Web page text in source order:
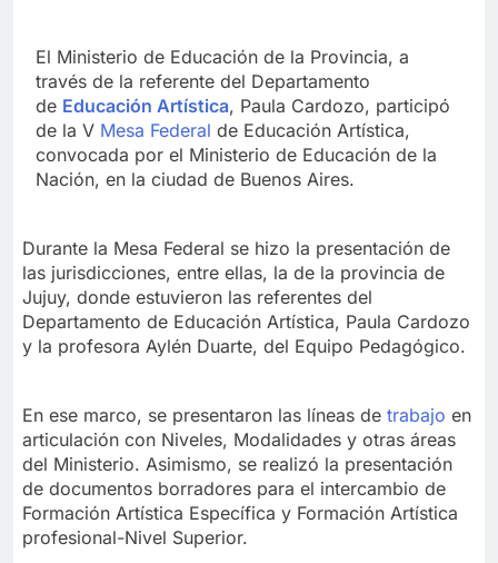
El Ministerio de Educación de la Provincia, a
través de la referente del Departamento
de Educación Artística, Paula Cardozo, participó
de la V Mesa Federal de Educación Artística,
convocada por el Ministerio de Educación de la
Nación, en la ciudad de Buenos Aires.
Durante la Mesa Federal se hizo la presentación de
las jurisdicciones, entre ellas, la de la provincia de
Jujuy, donde estuvieron las referentes del
Departamento de Educación Artística, Paula Cardozo
y la profesora Aylén Duarte, del Equipo Pedagógico.
En ese marco, se presentaron las líneas de trabajo en
articulación con Niveles, Modalidades y otras áreas
del Ministerio. Asimismo, se realizó la presentación
de documentos borradores para el intercambio de
Formación Artística Específica y Formación Artística
profesional-Nivel Superior.